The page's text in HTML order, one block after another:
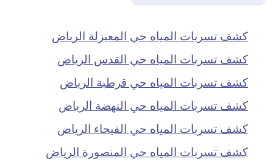
كشف تسربات المياه حي المعيزلة الرياض
كشف تسربات المياه حي القدس الرياض
كشف تسربات المياه حي قرطبة الرياض
كشف تسربات المياه حي النهضة الرياض
كشف تسربات المياه حي الفيحاء الرياض
كشف تسربات المياه حي المنصورة الرياض